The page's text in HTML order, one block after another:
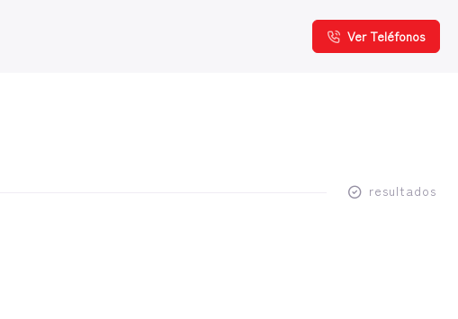
Ver Teléfonos
resultados